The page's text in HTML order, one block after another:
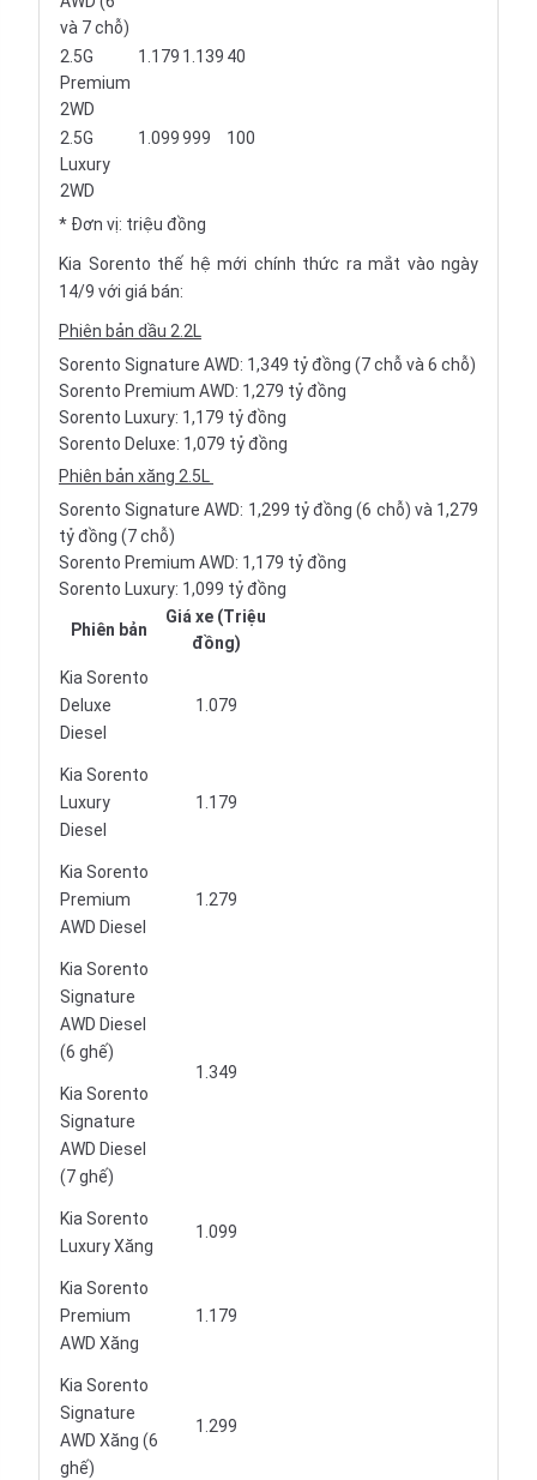
và 7 chỗ)
2.5G
Premium
2WD
1.179 1.139 40
2.5G
Luxury
2WD
1.099999 100
* Đơn vị: triệu đồng
Kia Sorento thế hệ mới chính thức ra mắt vào ngày
14/9 với giá bán:
Phiên bản dầu 2.2L
Sorento Signature AWD: 1,349 tỷ đồng (7 chỗ và 6 chỗ)
Sorento Premium AWD: 1,279 tỷ đồng
Sorento Luxury: 1,179 tỷ đồng
Sorento Deluxe: 1,079 tỷ đồng
Phiên bản xăng 2.5L
Sorento Signature AWD: 1,299 tỷ đồng (6 chỗ) và 1,279
tỷ đồng (7 chỗ)
Sorento Premium AWD: 1,179 tỷ đồng
Sorento Luxury: 1,099 tỷ đồng
Phiên bản
Giá xe (Triệu
đồng)
Kia Sorento
Deluxe
Diesel
1.079
Kia Sorento
Luxury
Diesel
1.179
Kia Sorento
Premium
AWD Diesel
1.279
Kia Sorento
Signature
AWD Diesel
(6 ghế)
1.349
Kia Sorento
Signature
AWD Diesel
(7 ghế)
Kia Sorento
Luxury Xăng
1.099
Kia Sorento
Premium
AWD Xăng
1.179
Kia Sorento
Signature
AWD Xăng (6
ghế)
1.299